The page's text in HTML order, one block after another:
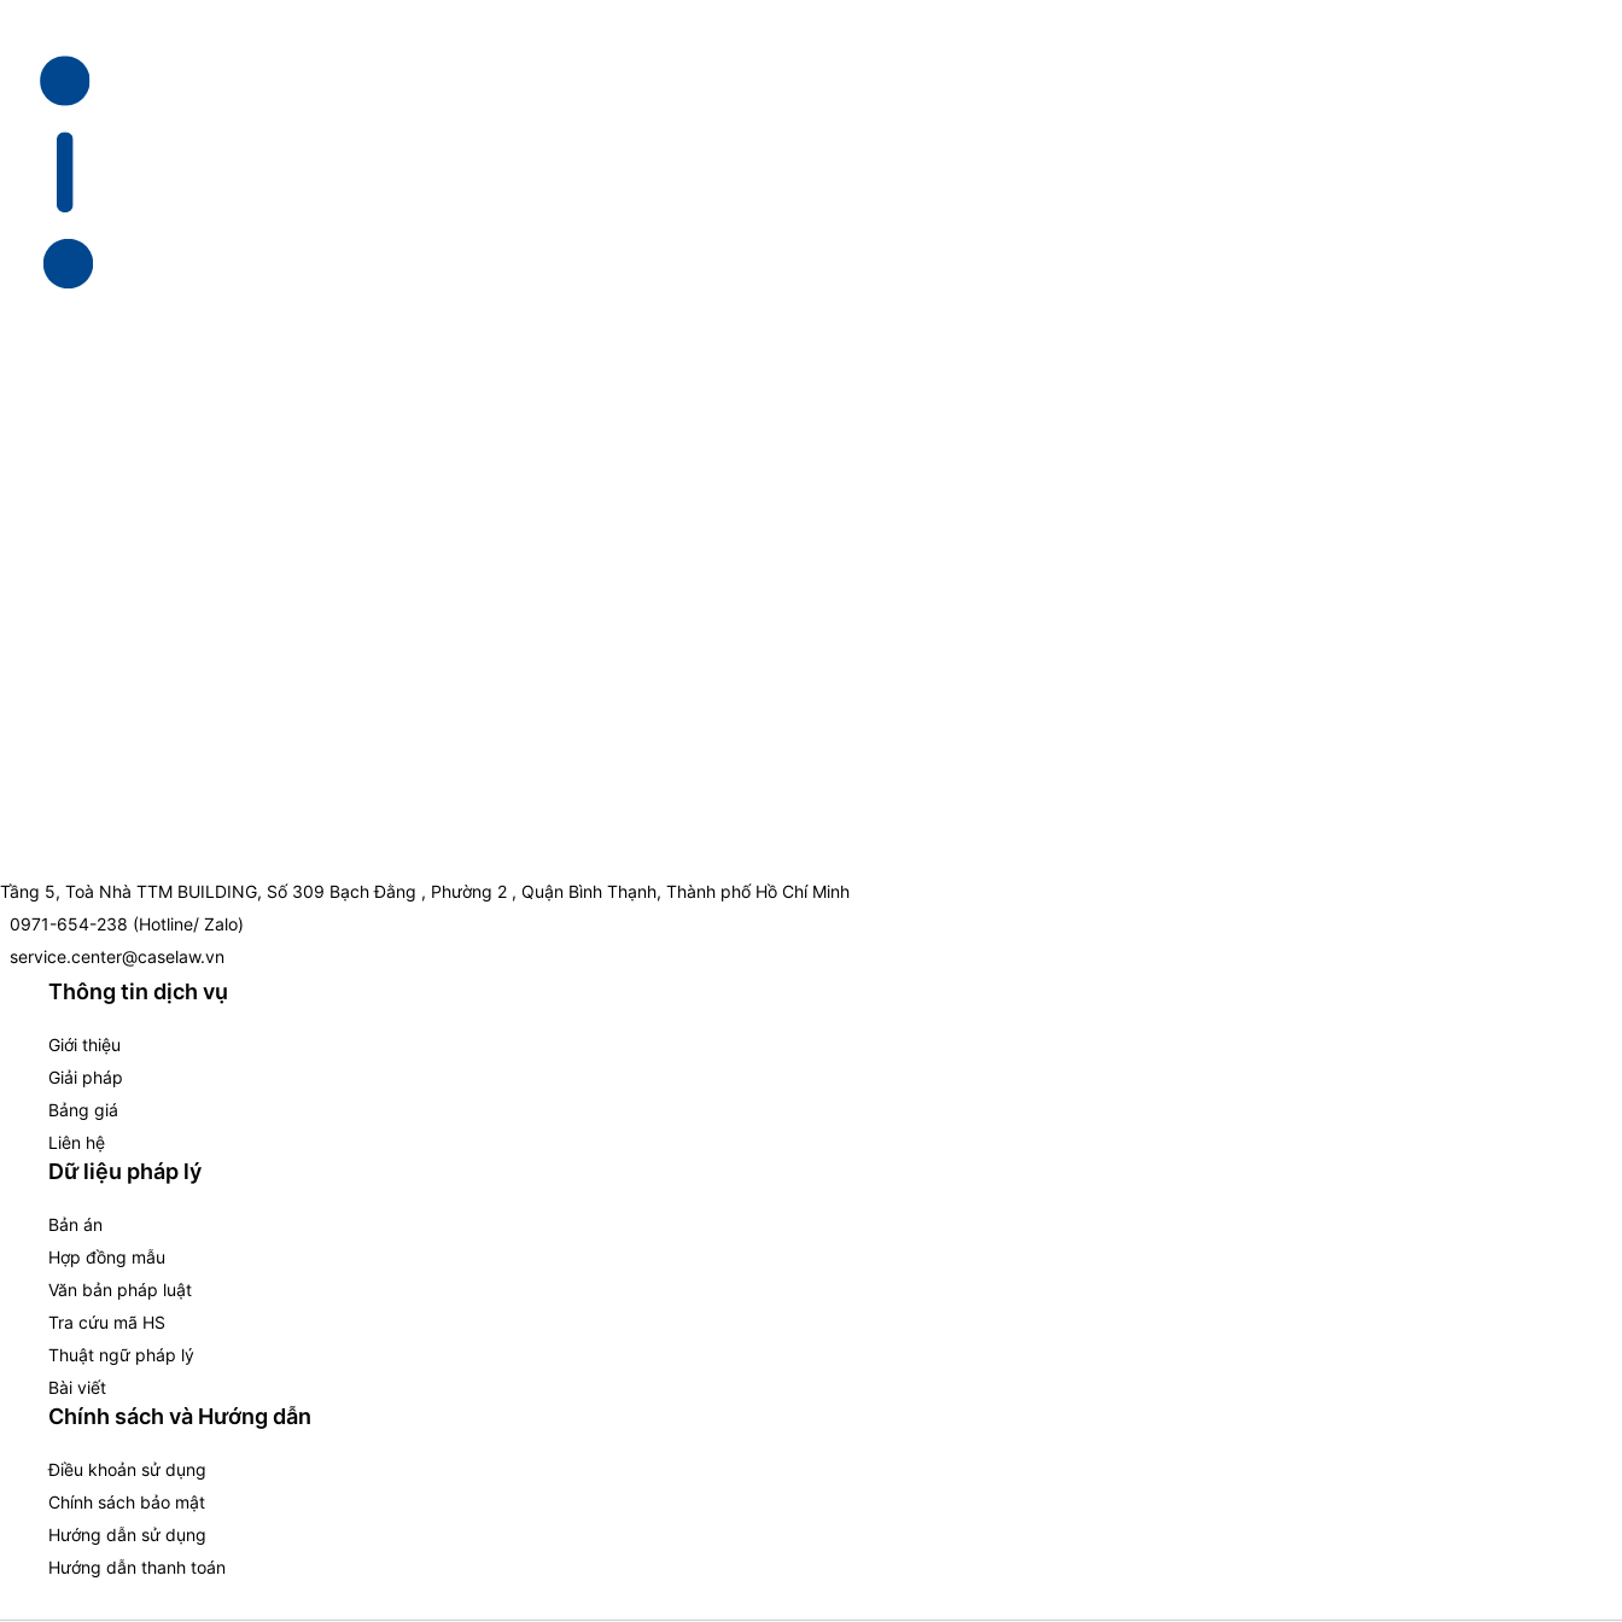
Tầng 5, Toà Nhà TTM BUILDING, Số 309 Bạch Đằng , Phường 2 , Quận Bình Thạnh, Thành phố Hồ Chí Minh
0971-654-238 (Hotline/ Zalo)
service.center@caselaw.vn
Thông tin dịch vụ
Giới thiệu
Giải pháp
Bảng giá
Liên hệ
Dữ liệu pháp lý
Bản án
Hợp đồng mẫu
Văn bản pháp luật
Tra cứu mã HS
Thuật ngữ pháp lý
Bài viết
Chính sách và Hướng dẫn
Điều khoản sử dụng
Chính sách bảo mật
Hướng dẫn sử dụng
Hướng dẫn thanh toán